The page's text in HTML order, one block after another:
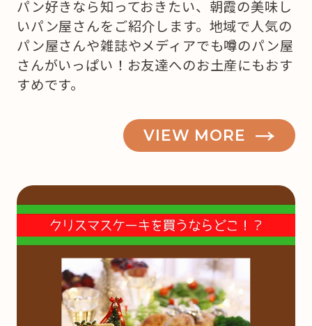
パン好きなら知っておきたい、朝霞の美味し
いパン屋さんをご紹介します。地域で人気の
パン屋さんや雑誌やメディアでも噂のパン屋
さんがいっぱい！お友達へのお土産にもおす
すめです。
VIEW MORE